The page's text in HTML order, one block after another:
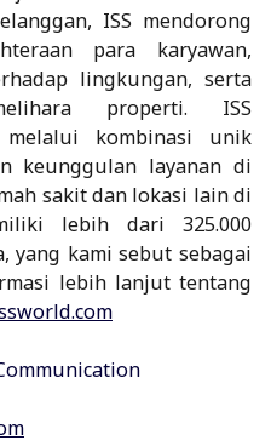
ISS mendorong
para karyawan,
lingkungan, serta
properti. ISS
kombinasi unik
keunggulan layanan di
sakit dan lokasi lain di
lebih dari 325.000
yang kami sebut sebagai
lebih lanjut tentang